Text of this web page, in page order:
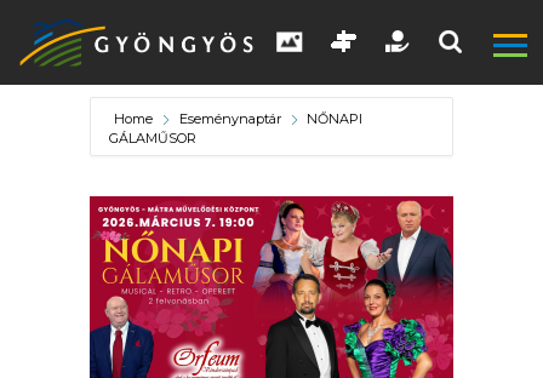
VÁROS
Home Eseménynaptár
NŐNAPI
GÁLAMŰSOR